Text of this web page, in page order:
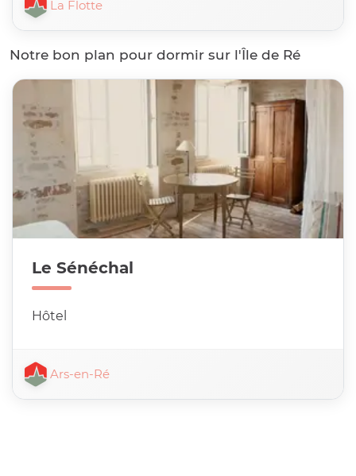
La Flotte
Notre bon plan pour dormir sur l'Île de Ré
Le Sénéchal
Hôtel
Ars-en-Ré